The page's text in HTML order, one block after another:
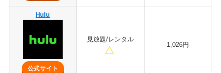
Hulu
公式サイト
見放題/レンタル
1,026円